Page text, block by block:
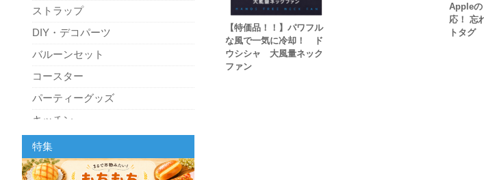
【特価品！！】パワフル
な風で一気に冷却！ ド
ウシシャ 大風量ネック
ファン
Appleの
応！ 忘
トタグ
ストラップ
DIY・デコパーツ
バルーンセット
コースター
パーティーグッズ
キッチン
スクィーズ
特集